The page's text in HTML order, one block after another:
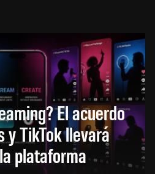
El acuerdo
y TikTok llevará
plataforma